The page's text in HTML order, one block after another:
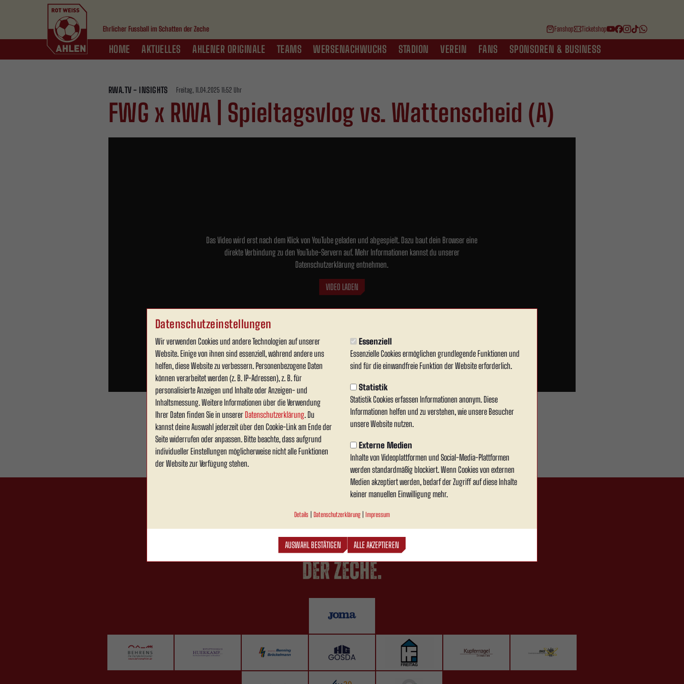
Datenschutzeinstellungen
Wir verwenden Cookies und andere Technologien auf unserer
Website. Einige von ihnen sind essenziell, während andere uns
helfen, diese Website zu verbessern. Personenbezogene Daten
können verarbeitet werden (z. B. IP-Adressen), z. B. für
personalisierte Anzeigen und Inhalte oder Anzeigen- und
Inhaltsmessung. Weitere Informationen über die Verwendung
Ihrer Daten finden Sie in unserer Datenschutzerklärung . Du
kannst deine Auswahl jederzeit über den Cookie-Link am Ende der
Seite widerrufen oder anpassen. Bitte beachte, dass aufgrund
individueller Einstellungen möglicherweise nicht alle Funktionen
der Website zur Verfügung stehen.
Essenziell
Essenzielle Cookies ermöglichen grundlegende Funktionen und
sind für die einwandfreie Funktion der Website erforderlich.
Statistik
Statistik Cookies erfassen Informationen anonym. Diese
Informationen helfen und zu verstehen, wie unsere Besucher
unsere Website nutzen.
Externe Medien
Inhalte von Videoplattformen und Social-Media-Plattformen
werden standardmäßig blockiert. Wenn Cookies von externen
Medien akzeptiert werden, bedarf der Zugriff auf diese Inhalte
keiner manuellen Einwilligung mehr.
Details | Datenschutzerklärung | Impressum
AUSWAHL BESTÄTIGEN ALLE AKZEPTIEREN
Ehrlicher Fussball im Schatten der Zeche Fanshop Ticketshop
HOME AKTUELLES AHLENER ORIGINALE TEAMS WERSENACHWUCHS STADION VEREIN FANS SPONSOREN & BUSINESS
RWA.TV - INSIGHTS Freitag, 11.04.2025 11:52 Uhr
FWG x RWA | Spieltagsvlog vs. Wattenscheid (A)
Das Video wird erst nach dem Klick von YouTube geladen und abgespielt. Dazu baut dein Browser eine
direkte Verbindung zu den YouTube-Servern auf. Mehr Informationen kannst du unserer
Datenschutzerklärung entnehmen.
VIDEO LADEN